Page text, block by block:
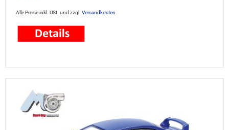
Alle Preise inkl. USt. und zzgl. Versandkosten